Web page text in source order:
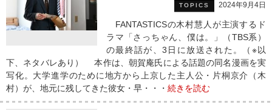
TOPICS 2024年9月4日
FANTASTICSの木村慧人が主演するド
ラマ「さっちゃん、僕は。」（TBS系）
の最終話が、3日に放送された。（※以
下、ネタバレあり） 本作は、朝賀庵氏による話題の同名漫画を実
写化。大学進学のために地方から上京した主人公・片桐京介（木
村）が、地元に残してきた彼女・早・・・ 続きを読む